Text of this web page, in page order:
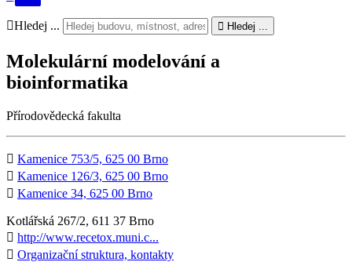
Hledej ... Hledej ...
Molekulární modelování a
bioinformatika
Přírodovědecká fakulta
Kamenice 753/5, 625 00 Brno
Kamenice 126/3, 625 00 Brno
Kamenice 34, 625 00 Brno
Kotlářská 267/2, 611 37 Brno
http://www.recetox.muni.c...
Organizační struktura, kontakty